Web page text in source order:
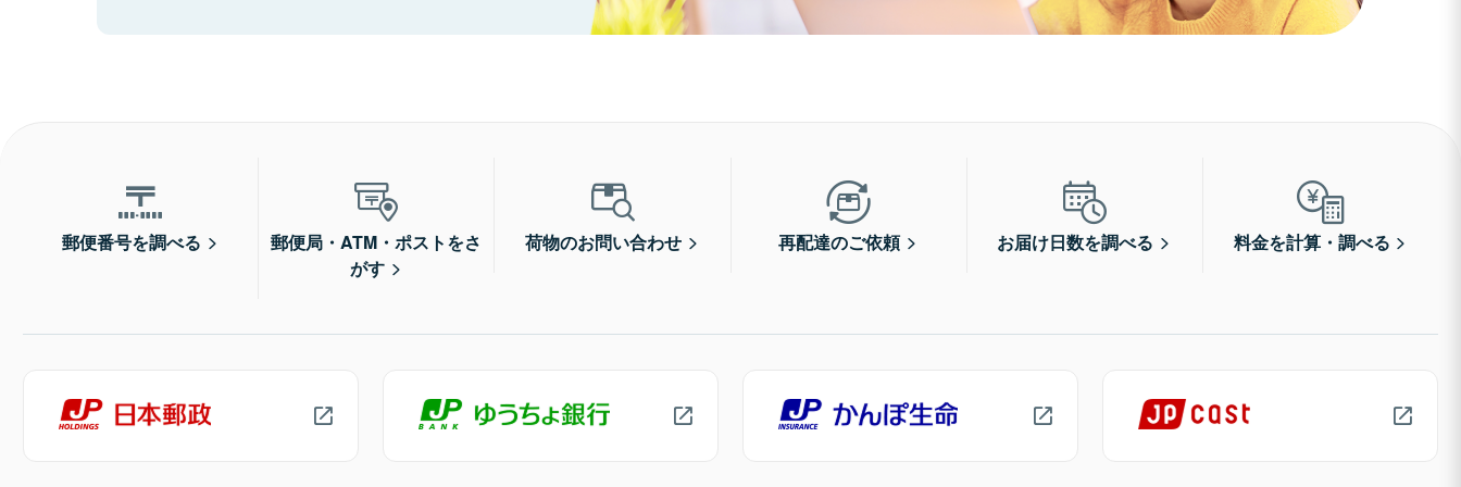
郵便番号を調べる
郵便局・ATM・ポストをさ
がす
荷物のお問い合わせ 再配達のご依頼 お届け日数を調べる 料金を計算・調べる